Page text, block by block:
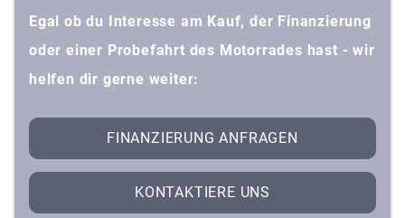
Egal ob du Interesse am Kauf, der Finanzierung
oder einer Probefahrt des Motorrades hast - wir
helfen dir gerne weiter:
FINANZIERUNG ANFRAGEN
KONTAKTIERE UNS